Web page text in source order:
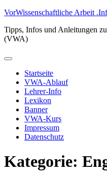
Zum
springen
VorWissenschaftliche Arbeit
Tipps, Infos und Anleitungen
(VWA)
Primäres
Startseite
VWA-Ablauf
Lehrer-Info
Lexikon
Banner
VWA-Kurs
Impressum
Datenschutz
Kategorie: